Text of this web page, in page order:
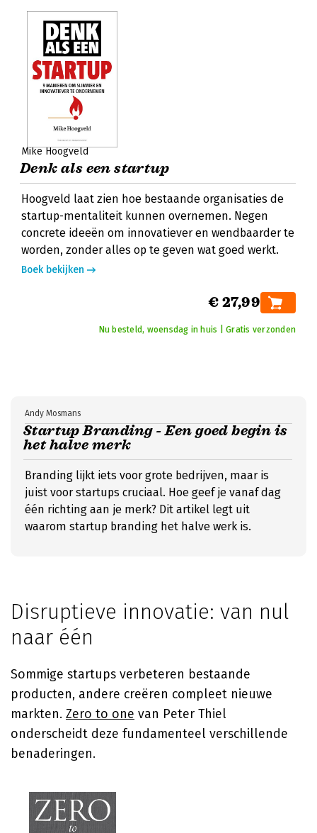
Mike Hoogveld
Denk als een startup
Hoogveld laat zien hoe bestaande organisaties de
startup-mentaliteit kunnen overnemen. Negen
concrete ideeën om innovatiever en wendbaarder te
worden, zonder alles op te geven wat goed werkt.
Boek bekijken
€ 27,99
Nu besteld, woensdag in huis | Gratis verzonden
Startup Branding - Een goed begin is
het halve merk
Andy Mosmans
Branding lijkt iets voor grote bedrijven, maar is
juist voor startups cruciaal. Hoe geef je vanaf dag
één richting aan je merk? Dit artikel legt uit
waarom startup branding het halve werk is.
Disruptieve innovatie: van nul
naar één
Sommige startups verbeteren bestaande
producten, andere creëren compleet nieuwe
markten. Zero to one van Peter Thiel
onderscheidt deze fundamenteel verschillende
benaderingen.